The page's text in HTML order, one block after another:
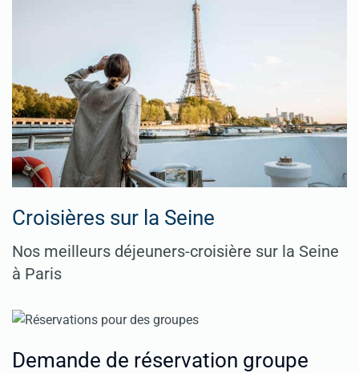
Croisières sur la Seine
Nos meilleurs déjeuners-croisière sur la Seine
à Paris
Demande de réservation groupe